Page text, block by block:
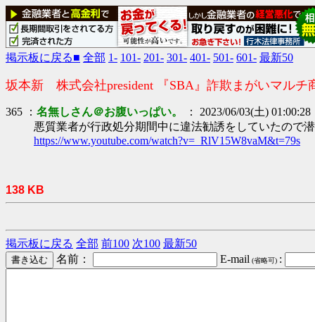
掲示板に戻る■ 全部 1- 101- 201- 301- 401- 501- 601- 最新50
坂本新 株式会社president 『SBA』詐欺まがいマルチ
365 ： 名無しさん＠お腹いっぱい。
： 2023/06/03(土) 01:00:28
悪質業者が行政処分期間中に違法勧誘をしていたので
https://www.youtube.com/watch?v=_RlV15W8vaM&t=79s
138 KB
掲示板に戻る 全部 前100 次100 最新50
名前：
E-mail (省略可) :